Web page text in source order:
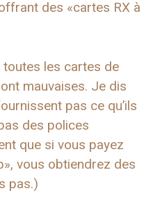
des «cartes RX à
les cartes de
mauvaises. Je dis
pas ce qu’ils
des polices
que si vous payez
vous obtiendrez des
pas.)